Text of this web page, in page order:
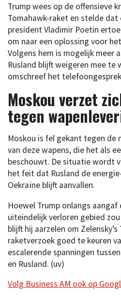
Trump wees op de offensieve
Tomahawk-raket en stelde dat
president Vladimir Poetin
om naar een oplossing voor
Volgens hem is mogelijk meer
Rusland blijft weigeren mee te
omschreef het
Moskou verzet
tegen
Moskou is fel gekant tegen de
van deze wapens, die het als
beschouwt. De situatie wordt
het feit dat Rusland de
Oekraïne blijft aanvallen.
Hoewel Trump onlangs
uiteindelijk verloren gebied
blijft hij aarzelen om Zelensky’s
raketverzoek goed te keuren
escalerende spanningen
en Rusland. (uv)
Volg Business AM ook op